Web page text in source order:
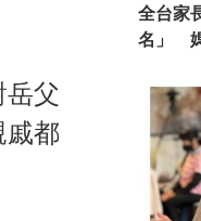
岳父
戚都
全台家
名」